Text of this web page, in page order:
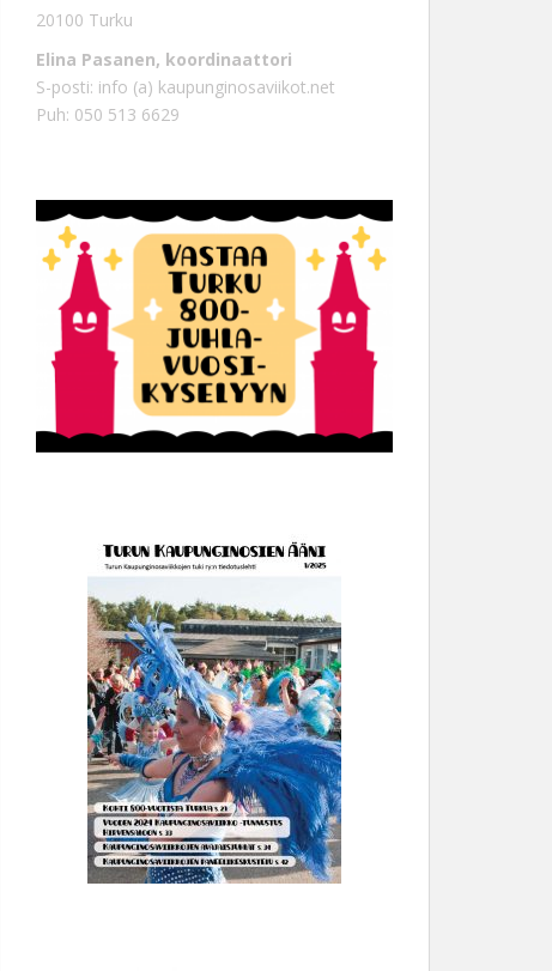
20100 Turku
Elina Pasanen, koordinaattori
S-posti: info (a) kaupunginosaviikot.net
Puh: 050 513 6629